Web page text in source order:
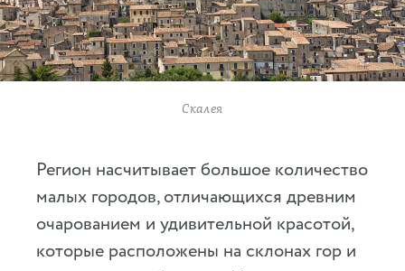
Скалея
Регион насчитывает большое количество
малых городов, отличающихся древним
очарованием и удивительной красотой,
которые расположены на склонах гор и